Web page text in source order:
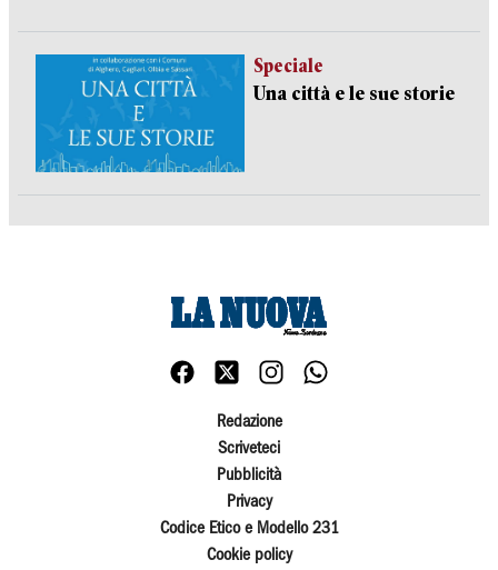
Speciale
Una città e le sue storie
Redazione
Scriveteci
Pubblicità
Privacy
Codice Etico e Modello 231
Cookie policy